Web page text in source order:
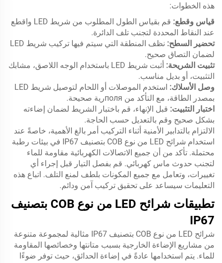
هذه الخطوات:
قياس وقطع:
قم بقياس الطول المطلوب من شريط LED واقطع
عند النقاط المحددة لتجنب تلف الدائرة.
تحضير السطح:
نظف المنطقة التي سيتم فيها تركيب شريط LED
لضمان التصاق صحيح.
تثبيت الشريحة:
أثبت شريط LED باستخدام الوجه اللاصق، مشابك
التثبيت، أو بديل مناسب.
وصل الأسلاك:
استخدم الموصلات أو اللحام لتوصيل شريط LED
بمصدر الطاقة، مع التأكد من поляرية صحيحة.
اختبار التثبيت: قبل الإنهاء، قم باختبار الشريط لضمان إضاءته
بشكل صحيح وقم بالتعديل حسب الحاجة.
الالتزام بالتدابير الأمنية أثناء التركيب أمر بالغ الأهمية، خاصةً عند
استخدام شرائح LED من نوع COB بتصنيف IP67 في بيئات رطبة
محتملة. تأكد من أن جميع الاتصالات الكهربائية مقاومة للماء
لتجنب حدوث ماس كهربائي. قم بفصل التيار قبل إجراء أي
تغييرات، وتعامل مع جميع المكونات بلطف لمنع التلف. اتباع هذه
التعليمات سيساعد على تحقيق تركيب آمن ودائم.
تطبيقات شرائح LED من نوع COB بتصنيف
IP67
شرائح LED من نوع COB بتصنيف IP67 مثالية لمجموعة متنوعة
من مشاريع الإضاءة الخارجية بسبب متانتها وخصائصها المقاومة
للماء. يتم استخدامها عادةً في إضاءة الحدائق، حيث توفر ضوءًا